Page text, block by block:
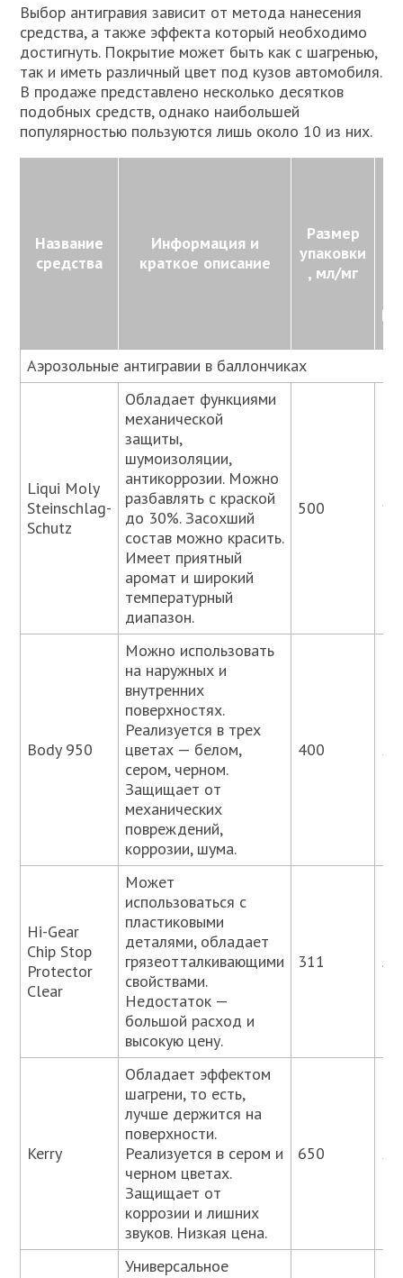
Выбор антигравия зависит от метода нанесения
средства, а также эффекта который необходимо
достигнуть. Покрытие может быть как с шагренью,
так и иметь различный цвет под кузов автомобиля.
В продаже представлено несколько десятков
подобных средств, однако наибольшей
популярностью пользуются лишь около 10 из них.
Название
средства
Информация и
краткое описание
Размер
упаковки
, мл/мг
Аэрозольные антигравии в баллончиках
Liqui Moly
Steinschlag-
Schutz
Обладает функциями
механической
защиты,
шумоизоляции,
антикоррозии. Можно
разбавлять с краской
до 30%. Засохший
состав можно красить.
Имеет приятный
аромат и широкий
температурный
диапазон.
500
Body 950
Можно использовать
на наружных и
внутренних
поверхностях.
Реализуется в трех
цветах — белом,
сером, черном.
Защищает от
механических
повреждений,
коррозии, шума.
400
Hi-Gear
Chip Stop
Protector
Clear
Может
использоваться с
пластиковыми
деталями, обладает
грязеотталкивающими
свойствами.
Недостаток —
большой расход и
высокую цену.
311
Kerry
Обладает эффектом
шагрени, то есть,
лучше держится на
поверхности.
Реализуется в сером и
черном цветах.
Защищает от
коррозии и лишних
звуков. Низкая цена.
650
Универсальное